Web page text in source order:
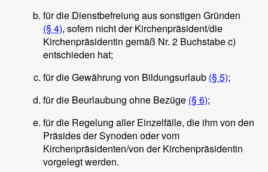
für die Dienstbefreiung aus sonstigen Gründen
(§ 4), sofern nicht der Kirchenpräsident/die
Kirchenpräsidentin gemäß Nr. 2 Buchstabe c)
entschieden hat;
für die Gewährung von Bildungsurlaub (§ 5);
für die Beurlaubung ohne Bezüge (§ 6);
für die Regelung aller Einzelfälle, die ihm von den
Präsides der Synoden oder vom
Kirchenpräsidenten/von der Kirchenpräsidentin
vorgelegt werden.